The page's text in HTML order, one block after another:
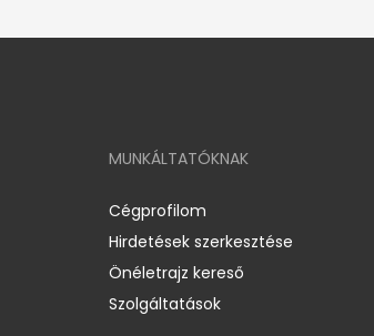
MUNKÁLTATÓKNAK
Cégprofilom
Hirdetések szerkesztése
Önéletrajz kereső
Szolgáltatások